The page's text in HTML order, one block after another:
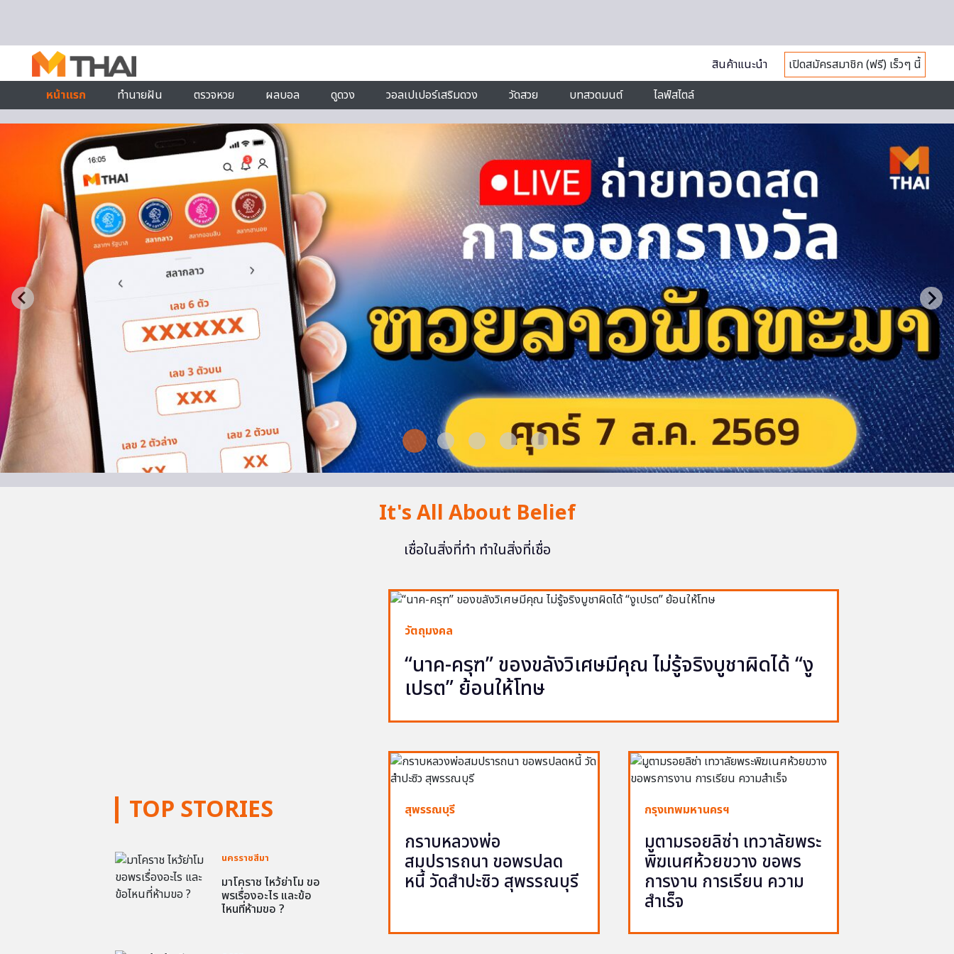
สินค้าแนะนำ
เปิดสมัครสมาชิก (ฟรี) เร็วๆ นี้
หน้าแรก
ทำนายฝัน ตรวจหวย ผลบอล ดูดวง วอลเปเปอร์เสริมดวง วัดสวย บทสวดมนต์ ไลฟ์สไตล์
It's All About Belief
เชื่อในสิ่งที่ทำ ทำในสิ่งที่เชื่อ
TOP STORIES
นครราชสีมา
มาโคราช ไหว้ย่าโม ขอ
พรเรื่องอะไร และข้อ
ไหนที่ห้ามขอ ?
วัตถุมงคล
“นาค-ครุฑ” ของขลังวิเศษมีคุณ ไม่รู้จริงบูชาผิดได้ “งู
เปรต” ย้อนให้โทษ
สุพรรณบุรี
กราบหลวงพ่อ
สมปรารถนา ขอพรปลด
หนี้ วัดสำปะซิว สุพรรณบุรี
กรุงเทพมหานครฯ
มูตามรอยลิซ่า เทวาลัยพระ
พิฆเนศห้วยขวาง ขอพร
การงาน การเรียน ความ
สำเร็จ